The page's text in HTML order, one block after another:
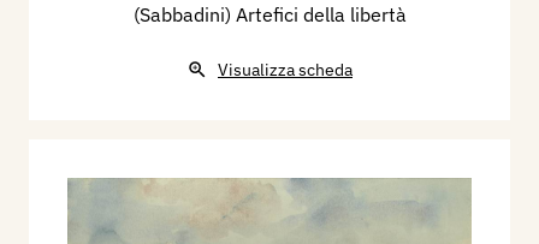
(Sabbadini) Artefici della libertà
Visualizza scheda